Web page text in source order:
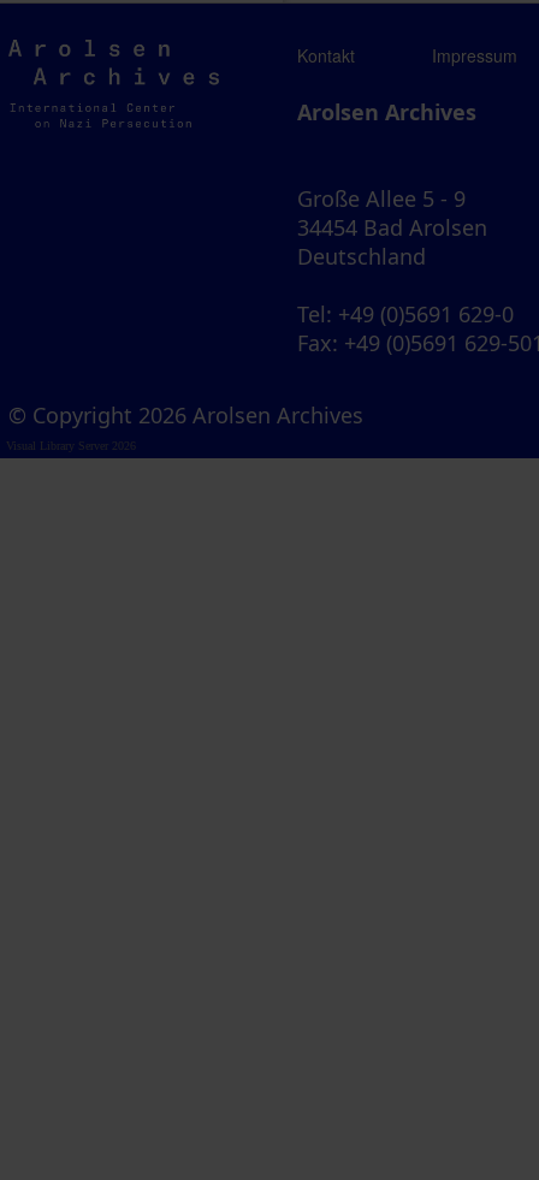
Arolsen
Archives
Kontakt Impressum
Arolsen Archives
Große Allee 5 - 9
34454 Bad Arolsen
Deutschland
Tel: +49 (0)5691 629-0
Fax: +49 (0)5691 629-
© Copyright 2026 Arolsen Archives
Visual Library Server 2026